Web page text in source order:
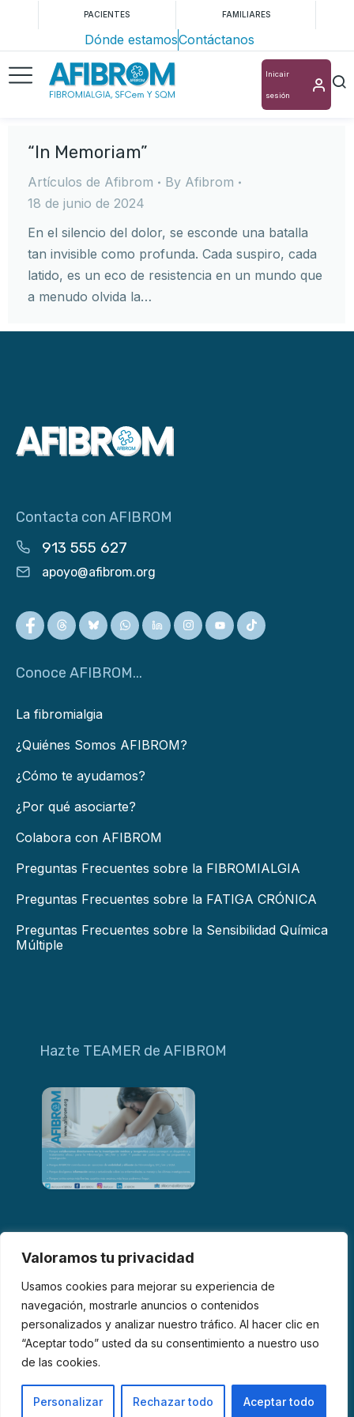
Valoramos tu privacidad
Usamos cookies para mejorar su experiencia de
navegación, mostrarle anuncios o contenidos
personalizados y analizar nuestro tráfico. Al hacer clic en
“Aceptar todo” usted da su consentimiento a nuestro uso
de las cookies.
Personalizar Rechazar todo Aceptar todo
PACIENTES FAMILIARES
Dónde estamosContáctanos
Inicair
sesión
“In Memoriam”
Artículos de Afibrom By Afibrom
18 de junio de 2024
En el silencio del dolor, se esconde una batalla
tan invisible como profunda. Cada suspiro, cada
latido, es un eco de resistencia en un mundo que
a menudo olvida la…
Contacta con AFIBROM
913 555 627
apoyo@afibrom.org
Conoce AFIBROM...
La fibromialgia
¿Quiénes Somos AFIBROM?
¿Cómo te ayudamos?
¿Por qué asociarte?
Colabora con AFIBROM
Preguntas Frecuentes sobre la FIBROMIALGIA
Preguntas Frecuentes sobre la FATIGA CRÓNICA
Preguntas Frecuentes sobre la Sensibilidad Química
Múltiple
Hazte TEAMER de AFIBROM
© 2026 AFIBROM. Todos los derechos reservados.